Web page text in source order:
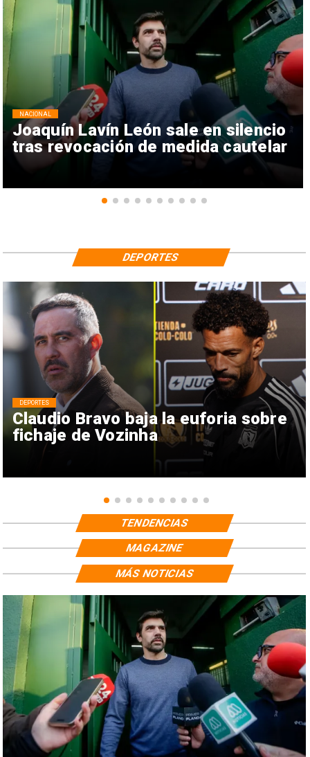
Joaquín Lavín León sale en silencio
tras revocación de medida cautelar
NACIONAL
Claudio Bravo baja la euforia sobre
fichaje de Vozinha
DEPORTES
DEPORTES
TENDENCIAS
MAGAZINE
MÁS NOTICIAS